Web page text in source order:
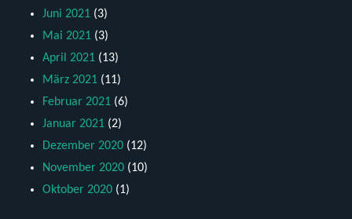
Juni 2021 (3)
Mai 2021 (3)
April 2021 (13)
März 2021 (11)
Februar 2021 (6)
Januar 2021 (2)
Dezember 2020 (12)
November 2020 (10)
Oktober 2020 (1)